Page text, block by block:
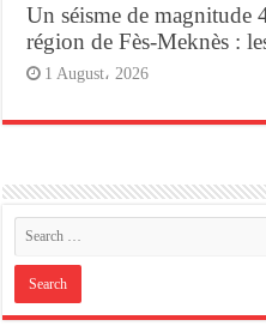
Un séisme de magnitude
région de Fès-Meknès :
1 August، 2026